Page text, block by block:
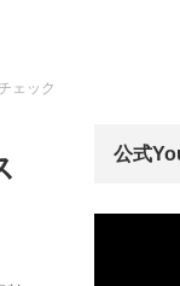
ェック
公式